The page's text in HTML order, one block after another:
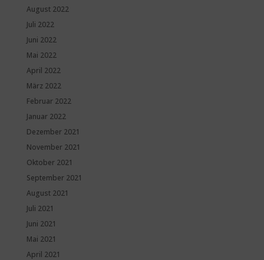
August 2022
Juli 2022
Juni 2022
Mai 2022
April 2022
März 2022
Februar 2022
Januar 2022
Dezember 2021
November 2021
Oktober 2021
September 2021
August 2021
Juli 2021
Juni 2021
Mai 2021
April 2021